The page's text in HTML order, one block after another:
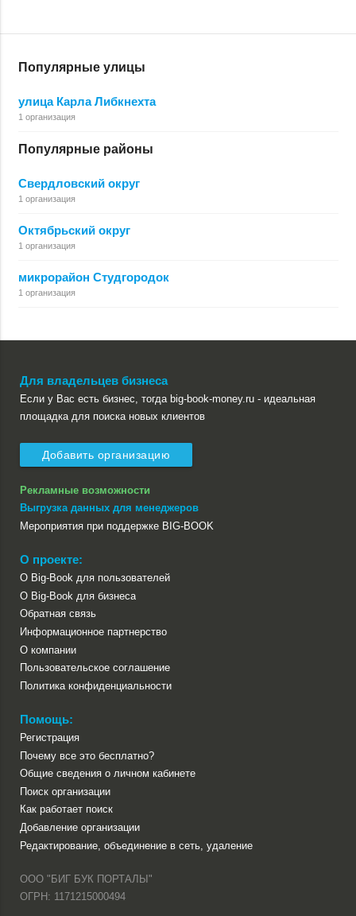
Популярные улицы
улица Карла Либкнехта
1 организация
Популярные районы
Свердловский округ
1 организация
Октябрьский округ
1 организация
микрорайон Студгородок
1 организация
Для владельцев бизнеса
Если у Вас есть бизнес, тогда big-book-money.ru - идеальная
площадка для поиска новых клиентов
Добавить организацию
Рекламные возможности
Выгрузка данных для менеджеров
Мероприятия при поддержке BIG-BOOK
О проекте:
О Big-Book для пользователей
О Big-Book для бизнеса
Обратная связь
Информационное партнерство
О компании
Пользовательское соглашение
Политика конфиденциальности
Помощь:
Регистрация
Почему все это бесплатно?
Общие сведения о личном кабинете
Поиск организации
Как работает поиск
Добавление организации
Редактирование, объединение в сеть, удаление
ООО "БИГ БУК ПОРТАЛЫ"
ОГРН: 1171215000494